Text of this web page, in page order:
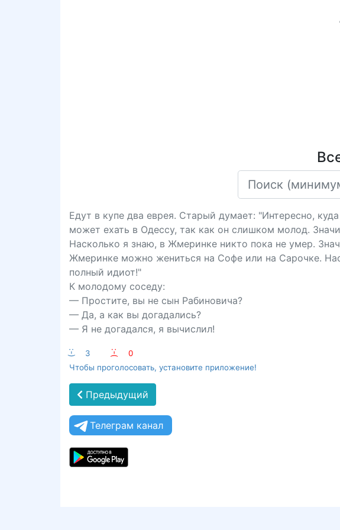
Едут в купе два еврея. Старый думает: "Интересно,
может ехать в Одессу, так как он слишком молод.
Насколько я знаю, в Жмеринке никто пока не умер.
Жмеринке можно жениться на Софе или на Сарочке.
полный идиот!"
К молодому соседу:
— Простите, вы не сын Рабиновича?
— Да, а как вы догадались?
— Я не догадался, я вычислил!
:-) 3 :-(
0
Чтобы проголосовать, установите приложение!
Предыдущий
Телеграм канал